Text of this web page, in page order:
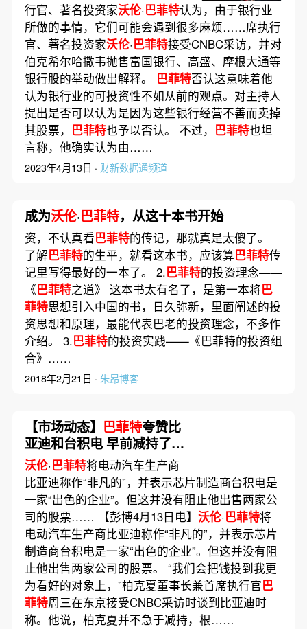
行官、著名投资家沃伦·巴菲特认为，由于银行业
所做的事情，它们可能会遇到很多麻烦……席执行
官、著名投资家沃伦·巴菲特接受CNBC采访，并对
伯克希尔哈撒韦抛售富国银行、高盛、摩根大通等
银行股的举动做出解释。 巴菲特否认这意味着他
认为银行业的可投资性不如从前的观点。对主持人
提出是否可以认为是因为这些银行经营不善而卖掉
其股票， 巴菲特也予以否认。 不过， 巴菲特也坦
言称，他确实认为由……
2023年4月13日 · 财新数据通频道
成为沃伦·巴菲特，从这十本书开始
资，不认真看巴菲特的传记，那就真是太傻了。
了解巴菲特的生平，就看这本书，应该算巴菲特传
记里写得最好的一本了。 2.巴菲特的投资理念——
《巴菲特之道》 这本书太有名了，是第一本将巴
菲特思想引入中国的书，日久弥新，里面阐述的投
资思想和原理，最能代表巴老的投资理念，不多作
介绍。 3.巴菲特的投资实践——《巴菲特的投资组
合》……
2018年2月21日 · 朱昂博客
【市场动态】 巴菲特夸赞比
亚迪和台积电 早前减持了两
家公司的股份
沃伦·巴菲特将电动汽车生产商
比亚迪称作“非凡的”，并表示芯片制造商台积电是
一家“出色的企业”。但这并没有阻止他出售两家公
司的股票…… 【彭博4月13日电】 沃伦·巴菲特将
电动汽车生产商比亚迪称作“非凡的”，并表示芯片
制造商台积电是一家“出色的企业”。但这并没有阻
止他出售两家公司的股票。 “我们会把钱投到我更
为看好的对象上，”柏克夏董事长兼首席执行官巴
菲特周三在东京接受CNBC采访时谈到比亚迪时
称。他说，柏克夏并不急于减持，根……